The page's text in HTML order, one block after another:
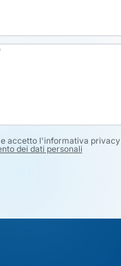
e accetto l'informativa privacy
dei dati personali